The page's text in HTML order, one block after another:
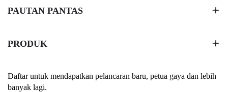
PAUTAN PANTAS
PRODUK
Daftar untuk mendapatkan pelancaran baru, petua gaya dan lebih
banyak lagi.